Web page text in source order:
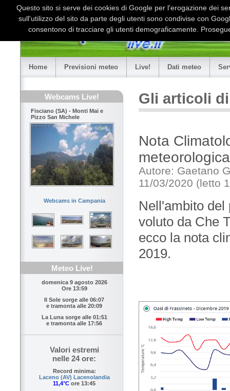
Home Previsioni meteo Live! Dati meteo
Webcams Live!
Fisciano (SA) - Monti Mai e
Pizzo San Michele
Webcams in Campania
Meteo Live!
domenica 9 agosto 2026
Ore 13:59
Il Sole sorge alle 06:07
e tramonta alle 20:09
La Luna sorge alle 01:51
e tramonta alle 17:56
Valori estremi
nelle 24 ore:
Record minima:
Laceno (AV) Lacenolandia
11,4°C ore 13:45
Gli articoli
Nota
Autore: Gaetano
11/03/2020 (letto
Nell'ambito del
voluto da Che
ecco la nota
2019.
Questo sito si serve dei cookies di Google per l'erogazione dei
sull'utilizzo del sito da parte degli utenti sono condivise con
consentono di tracciare gli utenti demograficamente.